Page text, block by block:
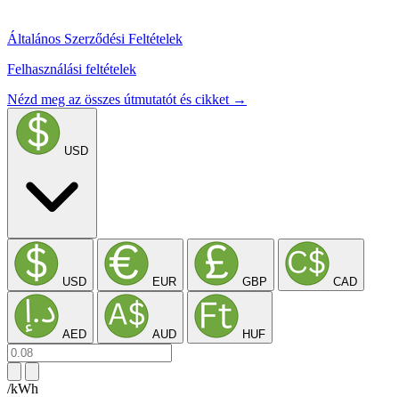
Általános Szerződési Feltételek
Felhasználási feltételek
Nézd meg az összes útmutatót és cikket →
USD
USD EUR GBP CAD
AED AUD HUF
/kWh